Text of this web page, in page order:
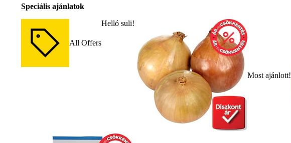
Speciális ajánlatok
All Offers
Helló suli!
Most ajánlott!